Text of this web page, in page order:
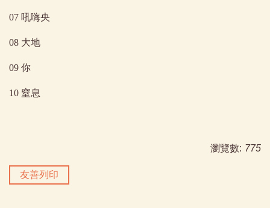
07 吼嗨央
08 大地
09 你
10 窒息
瀏覽數: 775
友善列印